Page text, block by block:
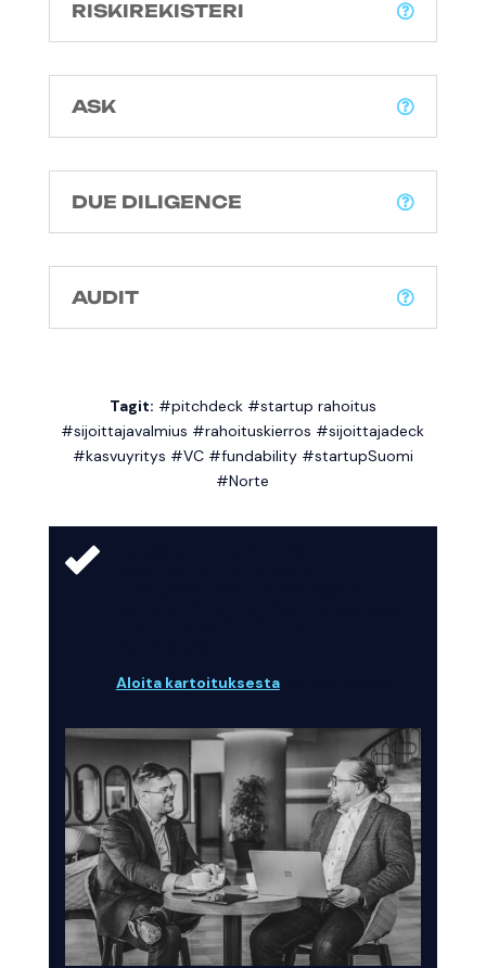
RISKIREKISTERI
ASK
DUE DILIGENCE
AUDIT
Tagit: #pitchdeck #startup rahoitus
#sijoittajavalmius #rahoituskierros #sijoittajadeck
#kasvuyritys #VC #fundability #startupSuomi
#Norte
Aloita kartoituksestaNorten kanssa.